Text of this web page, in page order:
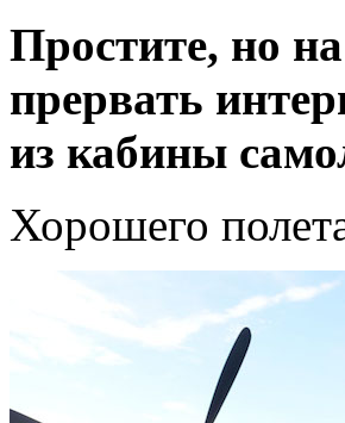
Простите, но
прервать
из кабины
Хорошего